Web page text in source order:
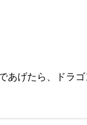
あげたら、ドラ